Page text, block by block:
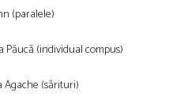
(paralele)
Păucă (individual compus)
Agache (sărituri)